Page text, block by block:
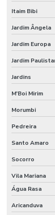
Forno para
Fornos e estufas
Fornos
Gerador de ar
Gerador de ar
Projeto estufa
Projeto de
Quanto custa
Reforma de
Itaim Bibi
Jardim Ângela
Jardim Europa
Jardim
Jardins
M'Boi Mirim
Morumbi
Pedreira
Santo Amaro
Socorro
Vila Mariana
Água Rasa
Aricanduva